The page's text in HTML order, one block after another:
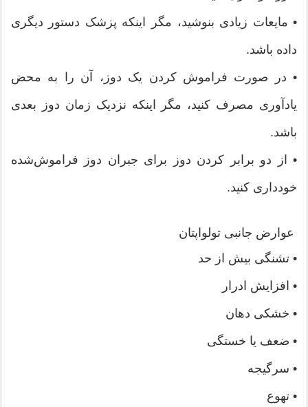
• مایعات زیادی بنوشید، مگر اینکه پزشک دستور دیگری
داده باشد.
• در صورت فراموش کردن یک دوز، آن را به محض
یادآوری مصرف کنید، مگر اینکه نزدیک زمان دوز بعدی
باشد.
• از دو برابر کردن دوز برای جبران دوز فراموش‌شده
خودداری کنید.
عوارض جانبی تولواپتان
• تشنگی بیش از حد
• افزایش ادرار
• خشکی دهان
• ضعف یا خستگی
• سرگیجه
• تهوع